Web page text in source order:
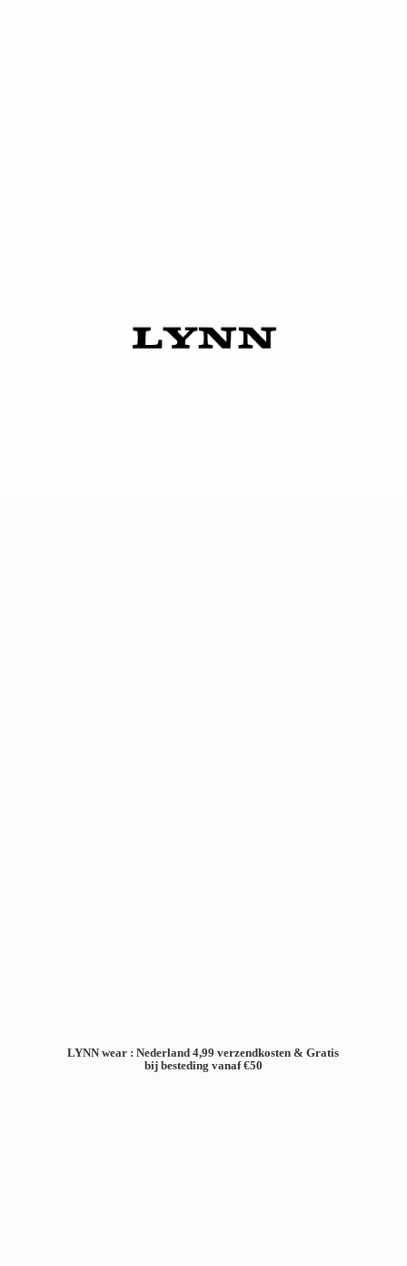
LYNN wear : Nederland 4,99 verzendkosten & Gratis
bij besteding vanaf €50